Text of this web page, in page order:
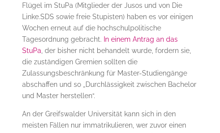
Flügel im StuPa (Mitglieder der Jusos und von Die
Linke.SDS sowie freie Stupisten) haben es vor einigen
Wochen erneut auf die hochschulpolitische
Tagesordnung gebracht. In einem Antrag an das
StuPa , der bisher nicht behandelt wurde, fordern sie,
die zuständigen Gremien sollten die
Zulassungsbeschränkung für Master-Studiengänge
abschaffen und so „Durchlässigkeit zwischen Bachelor
und Master herstellen“.
An der Greifswalder Universität kann sich in den
meisten Fällen nur immatrikulieren, wer zuvor einen